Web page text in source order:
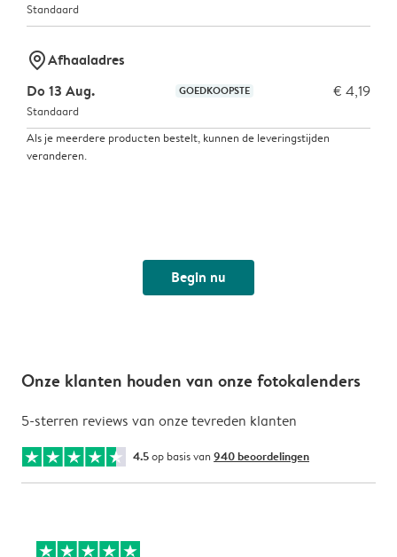
Standaard
marker-pinAfhaaladres
Do 13 Aug.
GOEDKOOPSTE € 4,19
Standaard
Als je meerdere producten bestelt, kunnen de leveringstijden
veranderen.
Begin nu
Onze klanten houden van onze fotokalenders
5-sterren reviews van onze tevreden klanten
4.5op basis van 940 beoordelingen